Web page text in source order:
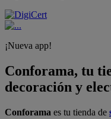
¡Nueva app!
Conforama, tu
decoración y
Conforama es tu tienda de